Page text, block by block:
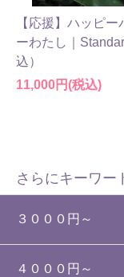
【応援】ハッピー
ーわたし｜
込）
11,000円(税込)
さらにキーワー
３０００円～
４０００円～